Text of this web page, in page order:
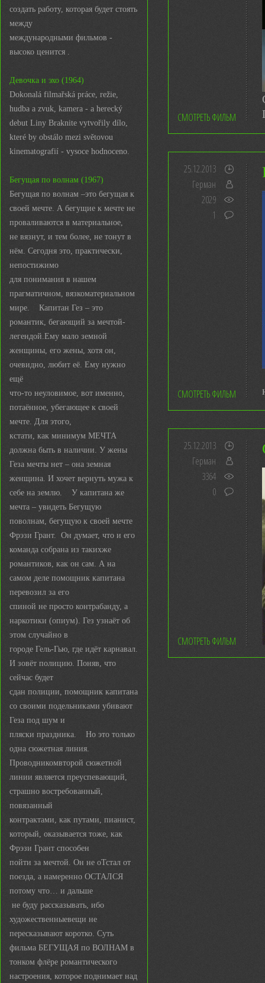
создать работу, которая будет стоять
между
международными фильмов -
высоко ценится .
Девочка и эхо (1964)
Dokonalá filmařská práce, režie,
hudba a zvuk, kamera - a herecký
debut Liny Braknite vytvořily dílo,
které by obstálo mezi světovou
kinematografií - vysoce hodnoceno.
Бегущая по волнам (1967)
Бегущая по волнам –это бегущая к
своей мечте. А бегущие к мечте не
проваливаются в материальное,
не вязнут, и тем более, не тонут в
нём. Сегодня это, практически,
непостижимо
для понимания в нашем
прагматичном, вязкоматериальном
мире. Капитан Гез – это
романтик, бегающий за мечтой-
легендой.Ему мало земной
женщины, его жены, хотя он,
очевидно, любит её. Ему нужно
ещё
что-то неуловимое, вот именно,
потаённое, убегающее к своей
мечте. Для этого,
кстати, как минимум МЕЧТА
должна быть в наличии. У жены
Геза мечты нет – она земная
женщина. И хочет вернуть мужа к
себе на землю. У капитана же
мечта – увидеть Бегущую
поволнам, бегущую к своей мечте
Фрэзи Грант. Он думает, что и его
команда собрана из такихже
романтиков, как он сам. А на
самом деле помощник капитана
перевозил за его
спиной не просто контрабанду, а
наркотики (опиум). Гез узнаёт об
этом случайно в
городе Гель-Гью, где идёт карнавал.
И зовёт полицию. Поняв, что
сейчас будет
сдан полиции, помощник капитана
со своими подельниками убивают
Геза под шум и
пляски праздника. Но это только
одна сюжетная линия.
Проводникомвторой сюжетной
линии является преуспевающий,
страшно востребованный,
повязанный
контрактами, как путами, пианист,
который, оказывается тоже, как
Фрэзи Грант способен
пойти за мечтой. Он не оТстал от
поезда, а намеренно ОСТАЛСЯ
потому что… и дальше
не буду рассказывать, ибо
художественныевещи не
пересказывают коротко. Суть
фильма БЕГУЩАЯ по ВОЛНАМ в
тонком флёре романтического
настроения, которое поднимает над
СМОТРЕТЬ ФИЛЬМ
25.12.2013
Герман
2029
1
СМОТРЕТЬ ФИЛЬМ
25.12.2013
Герман
3364
0
СМОТРЕТЬ ФИЛЬМ